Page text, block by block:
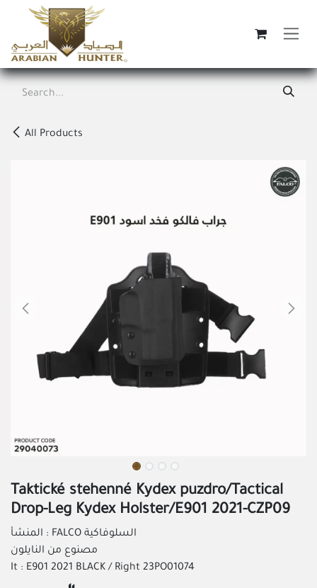
Skip to Content
All Products
Taktické stehenné Kydex puzdro/Tactical
Drop-Leg Kydex Holster/E901 2021-CZP09
المنشأ : FALCO السلوفاكية
مصنوع من النايلون
It : E901 2021 BLACK / Right 23PO01074